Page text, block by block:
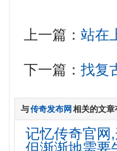
上一篇：站在
下一篇：找复
与传奇发布网 相关的文章
记忆传奇官网